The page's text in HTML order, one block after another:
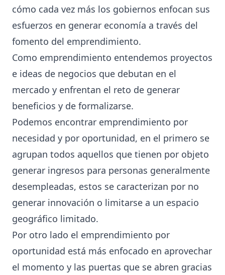
cómo cada vez más los gobiernos enfocan sus
esfuerzos en generar economía a través del
fomento del emprendimiento.
Como emprendimiento entendemos proyectos
e ideas de negocios que debutan en el
mercado y enfrentan el reto de generar
beneficios y de formalizarse.
Podemos encontrar emprendimiento por
necesidad y por oportunidad, en el primero se
agrupan todos aquellos que tienen por objeto
generar ingresos para personas generalmente
desempleadas, estos se caracterizan por no
generar innovación o limitarse a un espacio
geográfico limitado.
Por otro lado el emprendimiento por
oportunidad está más enfocado en aprovechar
el momento y las puertas que se abren gracias